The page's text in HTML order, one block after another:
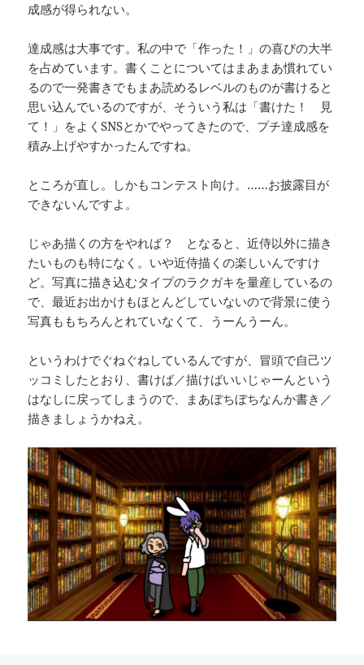
成感が得られない。
達成感は大事です。私の中で「作った！」の喜びの大半
を占めています。書くことについてはまあまあ慣れてい
るので一発書きでもまあ読めるレベルのものが書けると
思い込んでいるのですが、そういう私は「書けた！ 見
て！」をよくSNSとかでやってきたので、プチ達成感を
積み上げやすかったんですね。
ところが直し。しかもコンテスト向け。……お披露目が
できないんですよ。
じゃあ描くの方をやれば？ となると、近侍以外に描き
たいものも特になく。いや近侍描くの楽しいんですけ
ど。写真に描き込むタイプのラクガキを量産しているの
で、最近お出かけもほとんどしていないので背景に使う
写真ももちろんとれていなくて、うーんうーん。
というわけでぐねぐねしているんですが、冒頭で自己ツ
ッコミしたとおり、書けば／描けばいいじゃーんという
はなしに戻ってしまうので、まあぼちぼちなんか書き／
描きましょうかねえ。